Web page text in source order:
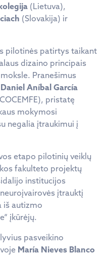
(Lietuva),
(Slovakija) ir
pilotinės patirtys taikant
dizaino principais
Pranešimus
Daniel Aníbal García
pristatę
mokymosi
negalia įtraukimui į
etapo pilotinių veiklų
fakulteto projektų
institucijos
įtrauktį
iš autizmo
įkūrėjų.
pasveikino
María Nieves Blanco